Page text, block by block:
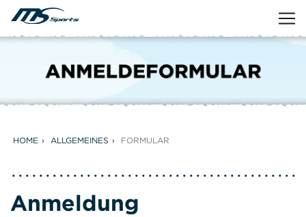
HOME ALLGEMEINES FORMULAR
Anmeldung